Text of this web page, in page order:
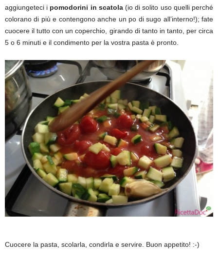
aggiungeteci i pomodorini in scatola(io di solito uso quelli perché
colorano di più e contengono anche un po di sugo all’interno!); fate
cuocere il tutto con un coperchio, girando di tanto in tanto, per circa
5 o 6 minuti e il condimento per la vostra pasta è pronto.
Cuocere la pasta, scolarla, condirla e servire. Buon appetito! :-)